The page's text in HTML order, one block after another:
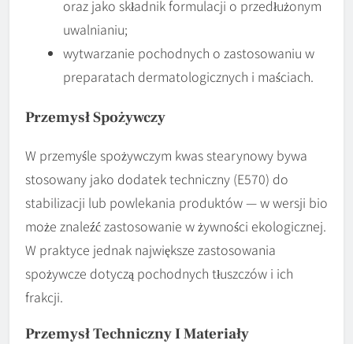
oraz jako składnik formulacji o przedłużonym
uwalnianiu;
wytwarzanie pochodnych o zastosowaniu w
preparatach dermatologicznych i maściach.
Przemysł Spożywczy
W przemyśle spożywczym kwas stearynowy bywa
stosowany jako dodatek techniczny (E570) do
stabilizacji lub powlekania produktów — w wersji bio
może znaleźć zastosowanie w żywności ekologicznej.
W praktyce jednak największe zastosowania
spożywcze dotyczą pochodnych tłuszczów i ich
frakcji.
Przemysł Techniczny I Materiały